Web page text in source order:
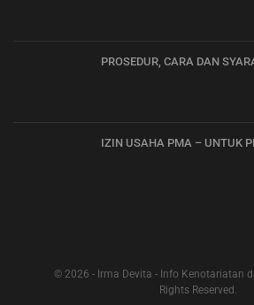
PROSEDUR, CARA DAN
IZIN USAHA PMA – UNTUK
© 2026 - Irma Devita - Info Kenotariatan
Rights Reserved.